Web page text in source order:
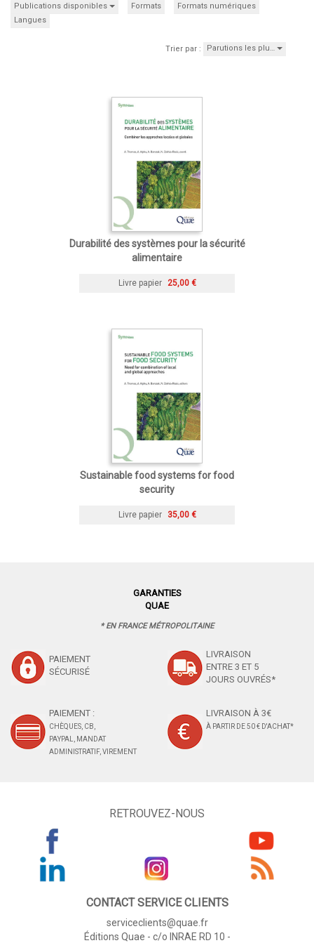
Publications disponibles Formats
Formats numériques
Langues
Trier par : Parutions les plu…
Durabilité des systèmes pour la sécurité
alimentaire
Livre papier 25,00 €
Sustainable food systems for food
security
Livre papier 35,00 €
GARANTIES
QUAE
* EN FRANCE MÉTROPOLITAINE
PAIEMENT
SÉCURISÉ
LIVRAISON
ENTRE 3 ET 5
JOURS OUVRÉS*
PAIEMENT :
CHÈQUES, CB,
PAYPAL, MANDAT
ADMINISTRATIF, VIREMENT
LIVRAISON À 3€
À PARTIR DE 50 € D'ACHAT*
RETROUVEZ-NOUS
CONTACT SERVICE CLIENTS
serviceclients@quae.fr
Éditions Quae - c/o INRAE RD 10 -